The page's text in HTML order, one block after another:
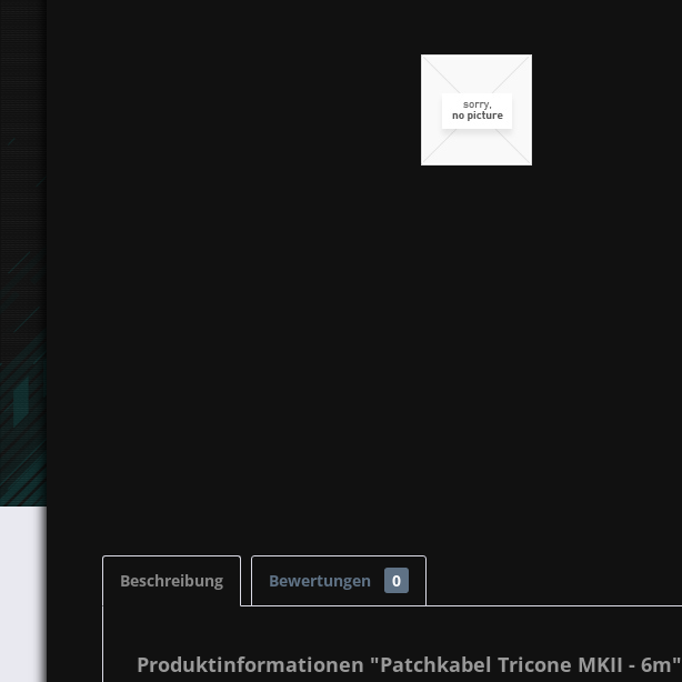
Beschreibung Bewertungen 0
Produktinformationen "Patchkabel Tricone MKII - 6m"